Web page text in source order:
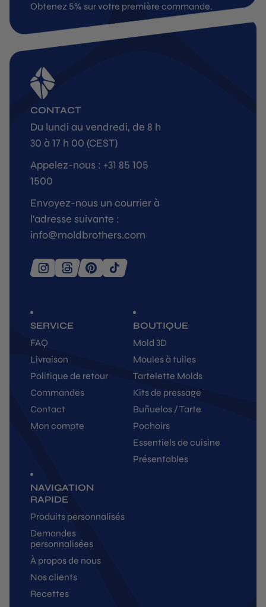
Obtenez 5% sur votre première commande.
SERVICE
FAQ
Livraison
Politique de retour
Commandes
Contact
Mon compte
BOUTIQUE
Mold 3D
Moules à tuiles
Tartelette Molds
Kits de pressage
Buñuelos / Tarte
Pochoirs
Essentiels de cuisine
Présentables
NAVIGATION
RAPIDE
Produits personnalisés
Demandes
personnalisées
À propos de nous
Nos clients
Recettes
CONTACT
Du lundi au vendredi, de 8 h
30 à 17 h 00 (CEST)
Appelez-nous : +31 85 105
1500
Envoyez-nous un courrier à
l'adresse suivante :
info@moldbrothers.com